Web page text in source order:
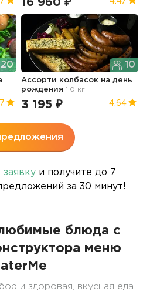
16 960 ₽
10
Ассорти колбасок на день
рождения 1.0 кг
3 195 ₽ 4.64
заявкуи получите до 7
за 30 минут!
блюда с
меню
и здоровая, вкусная еда